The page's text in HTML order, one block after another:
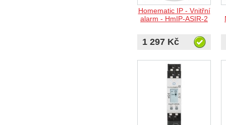
Homematic IP - Vnitřní
alarm - HmIP-ASIR-2
1 297 Kč